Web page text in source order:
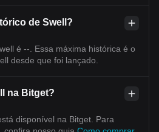
de Swell?
é --. Essa máxima histórica é o
desde que foi lançado.
na Bitget?
disponível na Bitget. Para